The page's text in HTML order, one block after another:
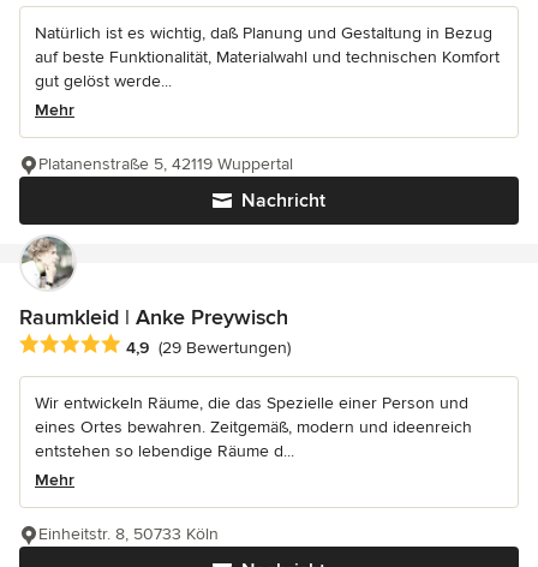
Natürlich ist es wichtig, daß Planung und Gestaltung in Bezug
auf beste Funktionalität, Materialwahl und technischen Komfort
gut gelöst werde...
Mehr
Nachricht
Platanenstraße 5, 42119 Wuppertal
Raumkleid | Anke Preywisch
Durchschnittliche Bewertung: 4.9 von 5 Sternen
4,9 (29 Bewertungen)
Wir entwickeln Räume, die das Spezielle einer Person und
eines Ortes bewahren. Zeitgemäß, modern und ideenreich
entstehen so lebendige Räume d...
Mehr
Einheitstr. 8, 50733 Köln